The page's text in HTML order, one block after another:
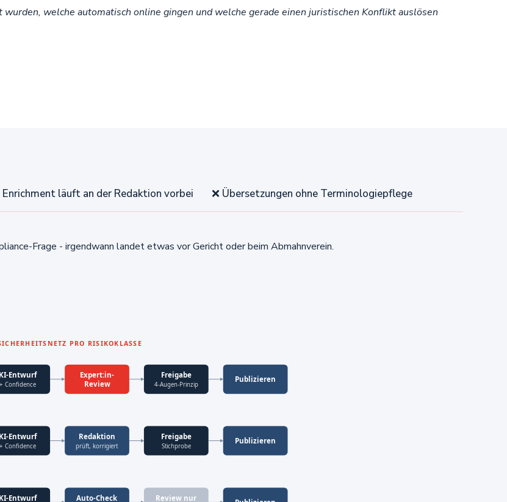
welche automatisch online gingen und welche gerade einen juristischen Konflikt auslösen
Enrichment läuft an der Redaktion vorbei ❌ Übersetzungen ohne Terminologiepflege
Frage - irgendwann landet etwas vor Gericht oder beim Abmahnverein.